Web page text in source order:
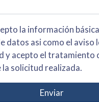
sobre
legal y la política
solicitud realizada.
Enviar